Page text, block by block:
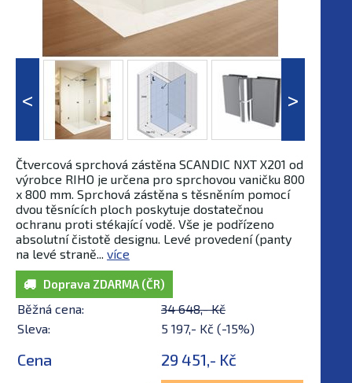
Čtvercová sprchová zástěna SCANDIC NXT X201 od
výrobce RIHO je určena pro sprchovou vaničku 800
x 800 mm. Sprchová zástěna s těsněním pomocí
dvou těsnících ploch poskytuje dostatečnou
ochranu proti stékající vodě. Vše je podřízeno
absolutní čistotě designu. Levé provedení (panty
na levé straně... více
Doprava ZDARMA (ČR)
Běžná cena:
34 648,- Kč
Sleva:
5 197,- Kč (-15%)
Cena 29 451,- Kč